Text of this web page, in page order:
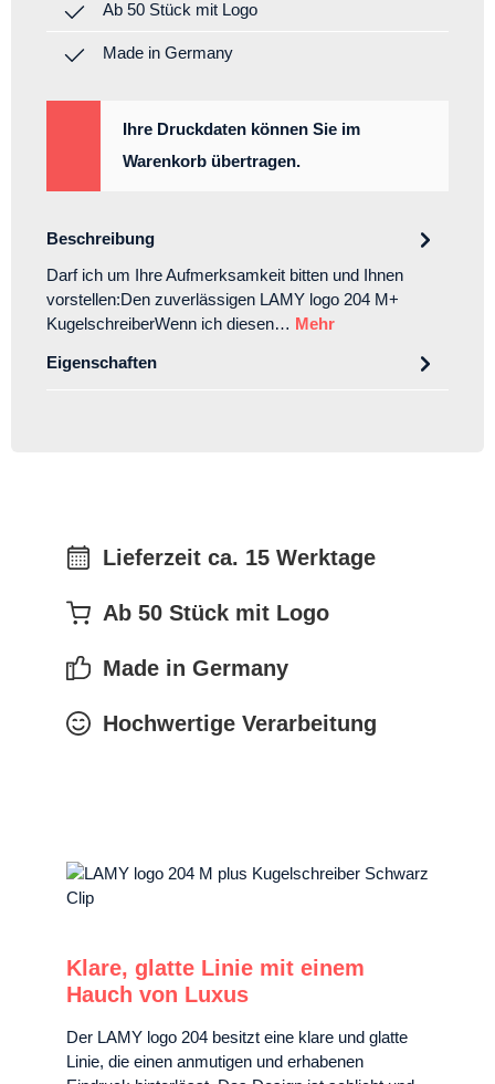
Ab 50 Stück mit Logo
Made in Germany
Ihre Druckdaten können Sie im
Warenkorb übertragen.
Beschreibung
Darf ich um Ihre Aufmerksamkeit bitten und Ihnen
vorstellen:Den zuverlässigen LAMY logo 204 M+
KugelschreiberWenn ich diesen… Mehr
Eigenschaften
Lieferzeit ca. 15 Werktage
Ab 50 Stück mit Logo
Made in Germany
Hochwertige Verarbeitung
Klare, glatte Linie mit einem
Hauch von Luxus
Der LAMY logo 204 besitzt eine klare und glatte
Linie, die einen anmutigen und erhabenen